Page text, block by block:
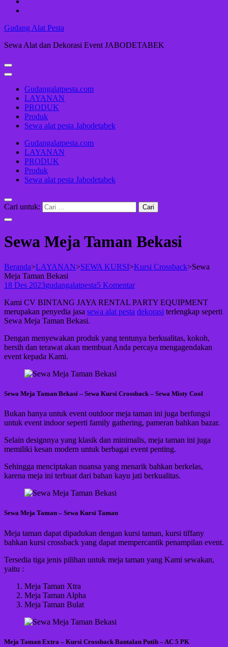
Gudang Alat Pesta
Sewa Alat dan Dekorasi Event JABODETABEK
Gudangalatpesta.com
LAYANAN
PRODUK
Produk
Sewa alat pesta Jabodetabek
Gudangalatpesta.com
LAYANAN
PRODUK
Produk
Sewa alat pesta Jabodetabek
Cari untuk:
Sewa Meja Taman Bekasi
Beranda>LAYANAN>SEWA KURSI>Kursi Crossback>Sewa
Meja Taman Bekasi
18 Des 2023gudangalatpesta5 Komentar
Kami CV BINTANG JAYA RENTAL PARTY EQUIPMENT
merupakan penyedia jasa sewa alat pesta dekorasi terlengkap seperti
Sewa Meja Taman Bekasi.
Dengan menyewakan produk yang tentunya berkualitas, kokoh,
bersih dan terawat akan membuat Anda percaya mengagendakan
event kepada Kami.
Sewa Meja Taman Bekasi – Sewa Kursi Crossback – Sewa Misty Cool
Bukan hanya untuk event outdoor meja taman ini juga berfungsi
untuk event indoor seperti family gathering, pameran bahkan bazar.
Selain designnya yang klasik dan minimalis, meja taman ini juga
memiliki kesan modern untuk berbagai event penting.
Sehingga menciptakan nuansa yang menarik bahkan berkelas,
karena meja ini terbuat dari bahan kayu jati berkualitas.
Sewa Meja Taman – Sewa Kursi Taman
Meja taman dapat dipadukan dengan kursi taman, kursi tiffany
bahkan kursi crossback yang dapat mempercantik penampilan event.
Tersedia tiga jenis pilihan untuk meja taman yang Kami sewakan,
yaitu :
Meja Taman Xtra
Meja Taman Alpha
Meja Taman Bulat
Meja Taman Extra – Kursi Crossback Bantalan Putih – AC 5 PK